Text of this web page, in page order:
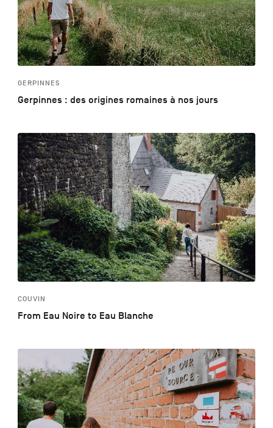
GERPINNES
Gerpinnes : des origines romaines à nos jours
COUVIN
From Eau Noire to Eau Blanche